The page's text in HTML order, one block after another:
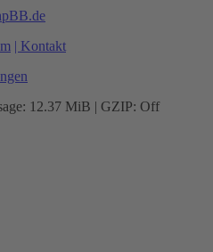
| Kontakt
12.37 MiB | GZIP: Off